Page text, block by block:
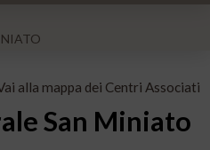
alla mappa dei Centri Associati
San Miniato